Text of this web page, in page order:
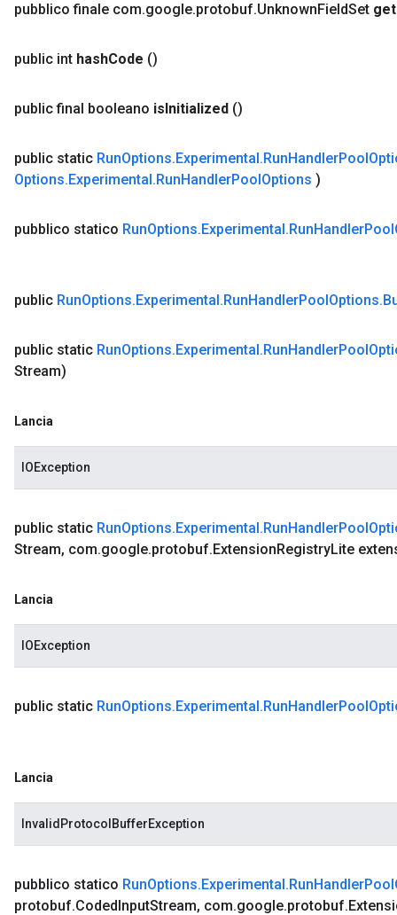
pubblico finale com.google.protobuf.UnknownFieldSet get
public int hashCode ()
public final booleano isInitialized ()
public static RunOptions.Experimental.RunHandlerPool
Options.Experimental.RunHandlerPoolOptions )
pubblico statico RunOptions.Experimental.RunHandlerPool
public RunOptions.Experimental.RunHandlerPoolOptions.
public static RunOptions.Experimental.RunHandlerPool
Stream)
Lancia
IOException
public static RunOptions.Experimental.RunHandlerPool
Stream, com.google.protobuf.ExtensionRegistryLite
Lancia
IOException
public static RunOptions.Experimental.RunHandlerPool
Lancia
InvalidProtocolBufferException
pubblico statico RunOptions.Experimental.RunHandlerPool
protobuf.CodedInputStream, com.google.protobuf.